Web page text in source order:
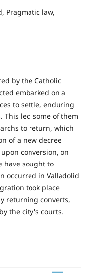
Pragmatic law,
by the Catholic
embarked on a
to settle, enduring
This led some of them
to return, which
of a new decree
conversion, on
have sought to
occurred in Valladolid
took place
returning converts,
the city's courts.